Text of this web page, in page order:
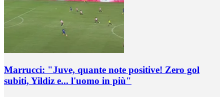
Marrucci: "Juve, quante note positive! Zero gol
subiti, Yildiz e... l'uomo in più"